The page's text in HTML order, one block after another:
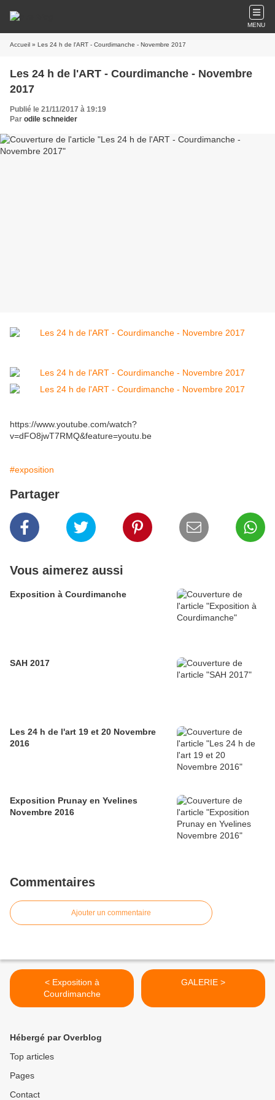
MENU
Accueil » Les 24 h de l'ART - Courdimanche - Novembre 2017
Les 24 h de l'ART - Courdimanche - Novembre
2017
Publié le 21/11/2017 à 19:19
Par odile schneider
https://www.youtube.com/watch?
v=dFO8jwT7RMQ&feature=youtu.be
#exposition
Partager
Vous aimerez aussi
Exposition à Courdimanche
SAH 2017
Les 24 h de l'art 19 et 20 Novembre
2016
Exposition Prunay en Yvelines
Novembre 2016
Commentaires
Ajouter un commentaire
< Exposition à
Courdimanche
GALERIE >
Hébergé par Overblog
Top articles
Pages
Contact